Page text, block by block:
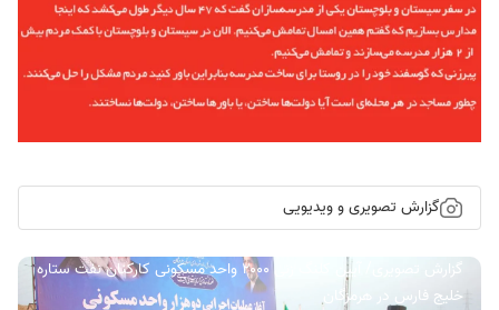
گزارش تصویری و ویدیویی
گزارش تصویری/ آیین کلنگ زنی ۲۰۰۰ واحد مسکونی کارکنان نفت ستاره
خلیج فارس در هرمزگان